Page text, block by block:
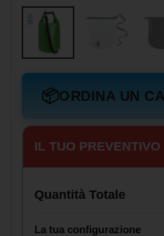
📦ORDINA UN
IL TUO
Quantità Totale
La tua configurazione